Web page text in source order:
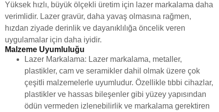
Yüksek hızlı, büyük ölçekli üretim için lazer markalama daha
verimlidir. Lazer gravür, daha yavaş olmasına rağmen,
hızdan ziyade derinlik ve dayanıklılığa öncelik veren
uygulamalar için daha iyidir.
Malzeme Uyumluluğu
Lazer Markalama: Lazer markalama, metaller,
plastikler, cam ve seramikler dahil olmak üzere çok
çeşitli malzemelerle uyumludur. Özellikle tıbbi cihazlar,
plastikler ve hassas bileşenler gibi yüzey yapısından
ödün vermeden izlenebilirlik ve markalama gerektiren